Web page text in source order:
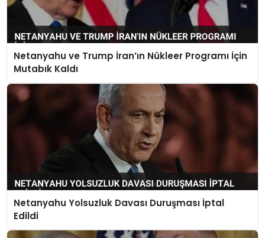
Netanyahu ve Trump İran’ın Nükleer Programı İçin
Mutabık Kaldı
Netanyahu Yolsuzluk Davası Duruşması İptal
Edildi